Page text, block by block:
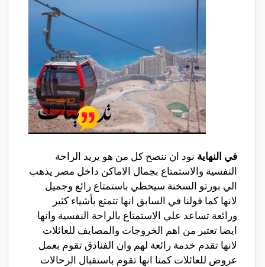
في النهاية نود ان ننصح كل من هو يريد الراحة
النفسية والاستمتاع بجمال الاماكن داخل مصر يذهب
الي بورتو السخنة سيحظي باستمتاع رائع وجميل
لانها كما قولنا في السابق انها تتمتع بأشياء كثير
ورائعة تساعد علي الاستمتاع بالراحة النفسية وانها
ايضا تعتبر من اهم الخروجات والمصايف للعائلات
لانها تقدم خدمة رائعة لهم وان الفنادق تقوم بعمل
عروض للعائلات كمنا انها تقوم باستقبال الرحالات